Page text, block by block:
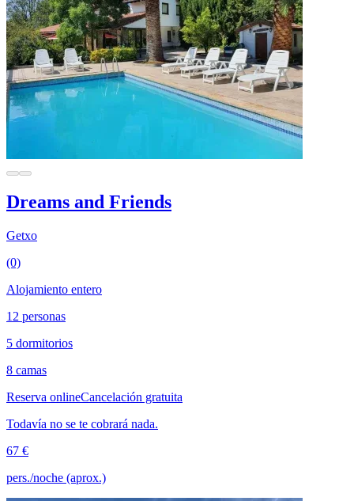
Dreams and Friends
Getxo
(0)
Alojamiento entero
12 personas
5 dormitorios
8 camas
Reserva onlineCancelación gratuita
Todavía no se te cobrará nada.
67 €
pers./noche (aprox.)